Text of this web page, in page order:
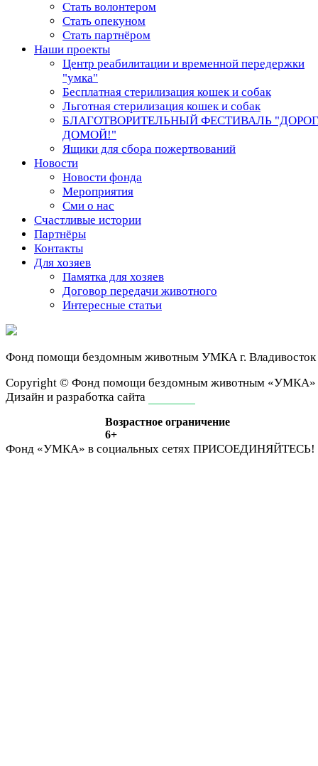
Стать волонтером
Стать опекуном
Стать партнёром
Наши проекты
Центр реабилитации и временной передержки
"умка"
Бесплатная стерилизация кошек и собак
Льготная стерилизация кошек и собак
БЛАГОТВОРИТЕЛЬНЫЙ ФЕСТИВАЛЬ
ДОМОЙ!"
Ящики для сбора пожертвований
Новости
Новости фонда
Мероприятия
Сми о нас
Счастливые истории
Партнёры
Контакты
Для хозяев
Памятка для хозяев
Договор передачи животного
Интересные статьи
Фонд помощи бездомным животным УМКА г. Владивосток
Сopyright © Фонд помощи бездомным животным «УМКА»
Дизайн и разработка сайта
Возрастное ограничение
6+
Фонд «УМКА» в социальных сетях ПРИСОЕДИНЯЙТЕСЬ!